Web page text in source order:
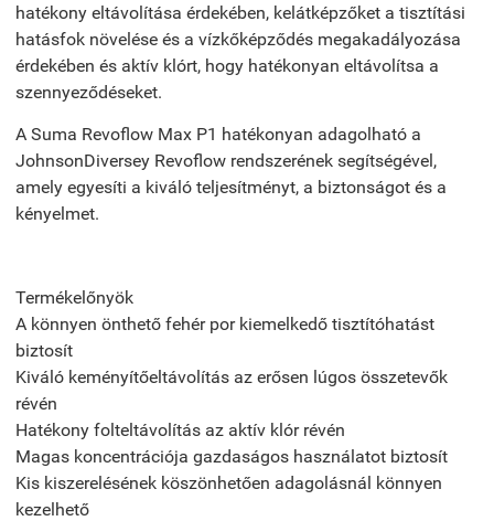
hatékony eltávolítása érdekében, kelátképzőket a tisztítási
hatásfok növelése és a vízkőképződés megakadályozása
érdekében és aktív klórt, hogy hatékonyan eltávolítsa a
szennyeződéseket.
A Suma Revoflow Max P1 hatékonyan adagolható a
JohnsonDiversey Revoflow rendszerének segítségével,
amely egyesíti a kiváló teljesítményt, a biztonságot és a
kényelmet.
Termékelőnyök
A könnyen önthető fehér por kiemelkedő tisztítóhatást
biztosít
Kiváló keményítőeltávolítás az erősen lúgos összetevők
révén
Hatékony folteltávolítás az aktív klór révén
Magas koncentrációja gazdaságos használatot biztosít
Kis kiszerelésének köszönhetően adagolásnál könnyen
kezelhető